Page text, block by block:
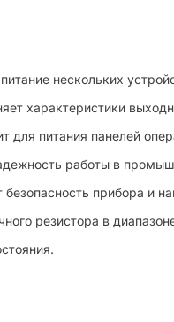
нескольких
характеристики
для питания панелей
работы в
прибора и
резистора в